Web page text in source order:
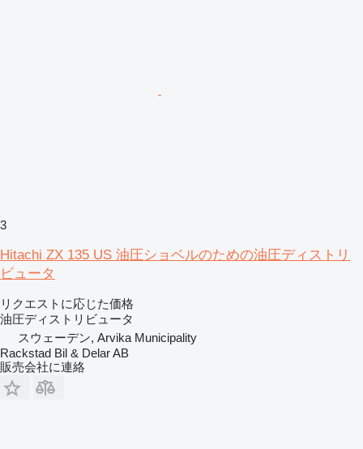
3
Hitachi ZX 135 US 油圧ショベルのための油圧ディストリ
ビュータ
リクエストに応じた価格
油圧ディストリビュータ
スウェーデン, Arvika Municipality
Rackstad Bil & Delar AB
販売会社に連絡